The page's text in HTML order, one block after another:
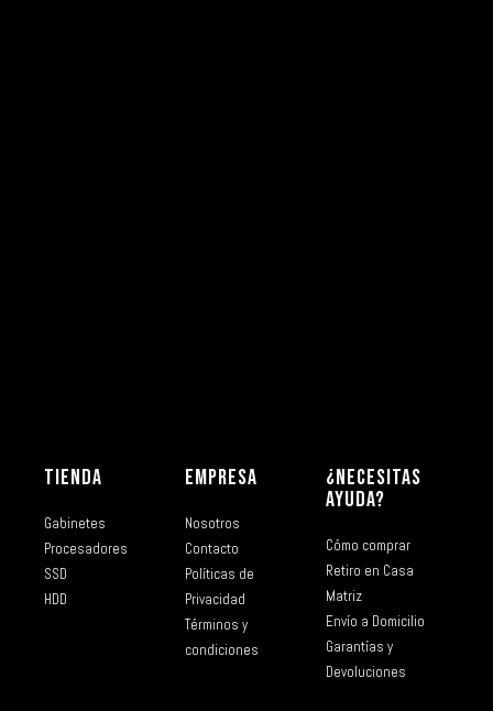
TIENDA
Gabinetes
Procesadores
SSD
HDD
EMPRESA
Nosotros
Contacto
Políticas de
Privacidad
Términos y
condiciones
¿NECESITAS
AYUDA?
Cómo comprar
Retiro en Casa
Matriz
Envío a Domicilio
Garantías y
Devoluciones